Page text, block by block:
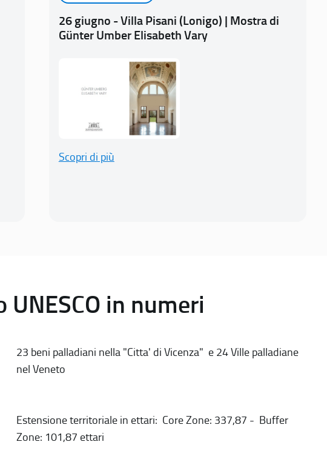
26 giugno - Villa Pisani (Lonigo) | Mostra di
Günter Umber Elisabeth Vary
Scopri di più
UNESCO in numeri
23 beni palladiani nella "Citta' di Vicenza" e 24 Ville palladiane
nel Veneto
Estensione territoriale in ettari: Core Zone: 337,87 - Buffer
Zone: 101,87 ettari